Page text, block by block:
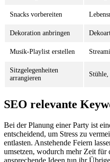
Snacks vorbereiten
Dekoration anbringen
Musik-Playlist erstellen
Sitzgelegenheiten
arrangieren
SEO relevante
Bei der Planung einer Party ist
entscheidend, um Stress zu
entlasten. Anstehende Feiern
umsetzen, wodurch mehr Zeit für
ansprechende Ideen tun ihr